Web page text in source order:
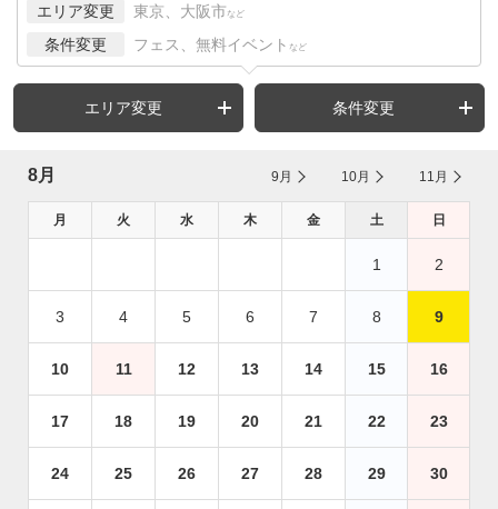
エリア変更 東京、大阪市 など
条件変更 フェス、無料イベント など
エリア変更 条件変更
8月 9月 10月 11月
月 火 水 木 金 土 日
1 2
3 4 5 6 7 8 9
10 11 12 13 14 15 16
17 18 19 20 21 22 23
24 25 26 27 28 29 30